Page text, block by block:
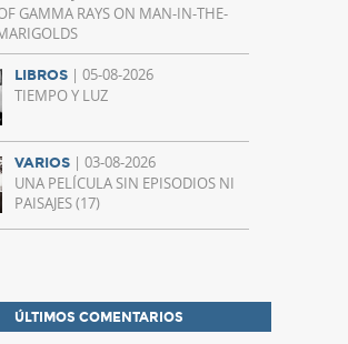
GAMMA RAYS ON MAN-IN-THE-
LIBROS | 05-08-2026
TIEMPO Y LUZ
VARIOS | 03-08-2026
UNA PELÍCULA SIN EPISODIOS NI
PAISAJES (17)
ÚLTIMOS COMENTARIOS